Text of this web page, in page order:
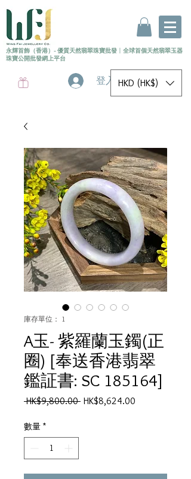
永輝首飾（香港）- 優質天然翡翠珠寶批發 〡 全球首個天然翡翠玉器
珠寶公開批發網上平台
登入 HKD (HK$)
庫存單位： 1
A玉- 紫羅蘭玉鐲(正
圈) [奉送香港翡翠
鑑証書: SC 185164]
HK$9,800.00 一HK$8,624.00
數量 *